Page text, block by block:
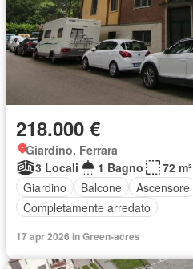
218.000 €
Giardino, Ferrara
3 Locali
1 Bagno
72 m²
Giardino
Balcone Ascensore
Completamente arredato
17 apr 2026 in Green-acres